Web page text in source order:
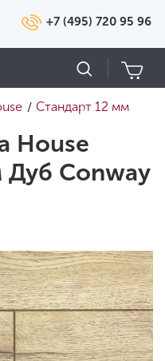
+7 (495) 720 95 96
/ Стандарт 12 мм
House
Дуб Conway